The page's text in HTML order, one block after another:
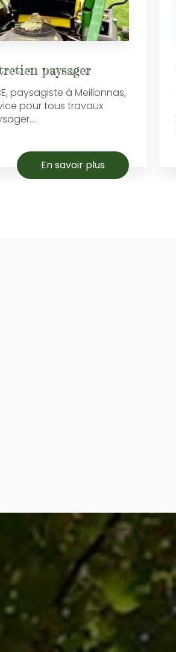
paysager
paysagiste à Meillonnas,
pour tous travaux
En savoir plus